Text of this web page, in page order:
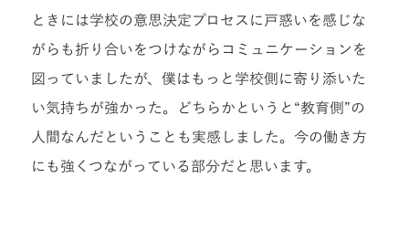
ときには学校の意思決定プロセスに戸惑いを感じな
がらも折り合いをつけながらコミュニケーションを
図っていましたが、僕はもっと学校側に寄り添いた
い気持ちが強かった。どちらかというと“教育側”の
人間なんだということも実感しました。今の働き方
にも強くつながっている部分だと思います。